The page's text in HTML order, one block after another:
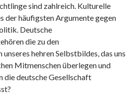
sind zahlreich. Kulturelle
der häufigsten Argumente gegen
Deutsche
die zu den
hehren Selbstbildes, das uns
Mitmenschen überlegen und
die deutsche Gesellschaft